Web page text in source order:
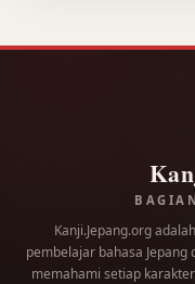
Kanji.Jepang.org
pembelajar bahasa
memahami setiap